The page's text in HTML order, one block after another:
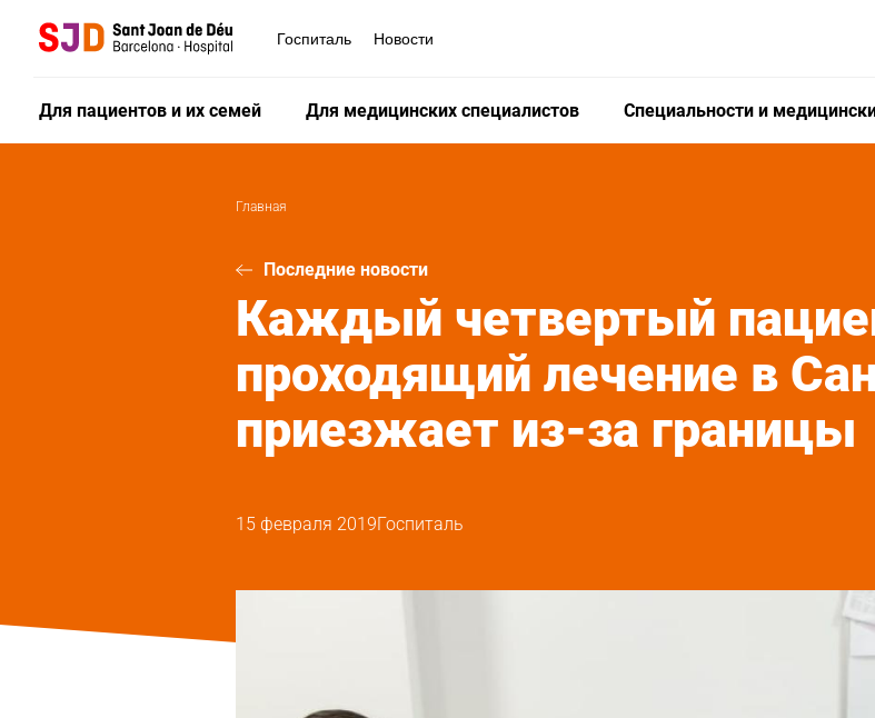
основному
Госпиталь Новости
Для пациентов и их семей Для медицинских специалистов Специальности и
Главная
Последние новости
Каждый четвертый
проходящий лечение в
приезжает из-за границы
15 февраля 2019Госпиталь